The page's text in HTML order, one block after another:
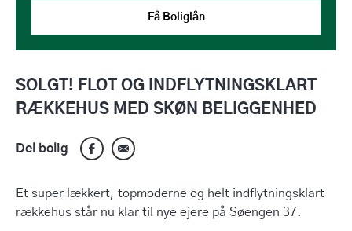
SOLGT! FLOT OG INDFLYTNINGSKLART
RÆKKEHUS MED SKØN BELIGGENHED
Del bolig
Et super lækkert, topmoderne og helt indflytningsklart
rækkehus står nu klar til nye ejere på Søengen 37.
Få Boliglån